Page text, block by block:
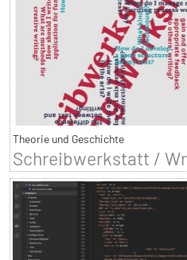
Theorie und Geschichte
Schreibwerkstatt /